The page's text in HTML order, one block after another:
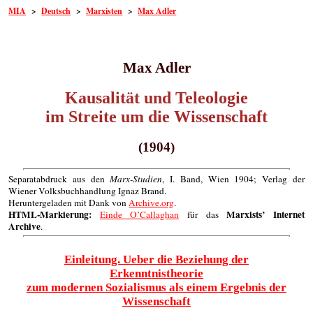
MIA >Deutsch >Marxisten >Max Adler
Max Adler
Kausalität und Teleologie
im Streite um die Wissenschaft
(1904)
Separatabdruck aus denMarx-Studien, I. Band, Wien 1904; Verlag der
Wiener Volksbuchhandlung Ignaz Brand.
Heruntergeladen mit Dank von Archive.org.
HTML-Markierung: Einde O’Callaghan für dasMarxists’ Internet
Archive.
Einleitung. Ueber die Beziehung der
Erkenntnistheorie
zum modernen Sozialismus als einem Ergebnis der
Wissenschaft